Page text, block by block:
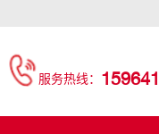
服务热线：